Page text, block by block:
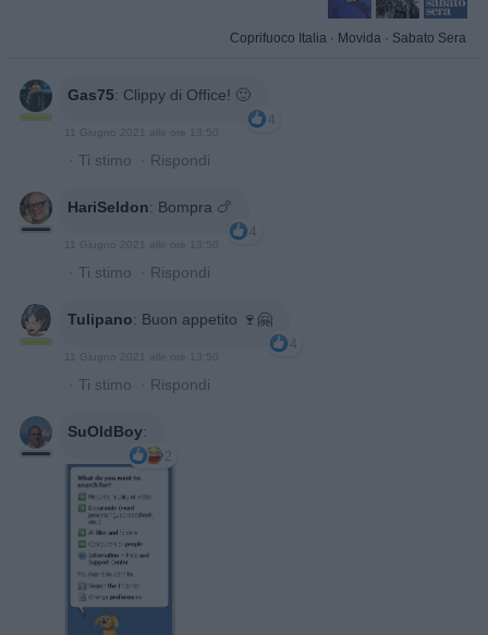
Coprifuoco Italia · Movida · Sabato Sera
Gas75: Clippy di Office! 🙂
4
11 Giugno 2021 alle ore 13:50
· Ti stimo · Rispondi
HariSeldon: Bompra 🍗
4
11 Giugno 2021 alle ore 13:50
· Ti stimo · Rispondi
Tulipano: Buon appetito 🍷🤗
4
11 Giugno 2021 alle ore 13:50
· Ti stimo · Rispondi
SuOldBoy:
2